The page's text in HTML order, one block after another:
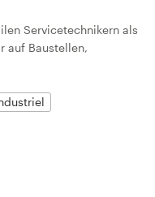
Servicetechnikern als
auf Baustellen,